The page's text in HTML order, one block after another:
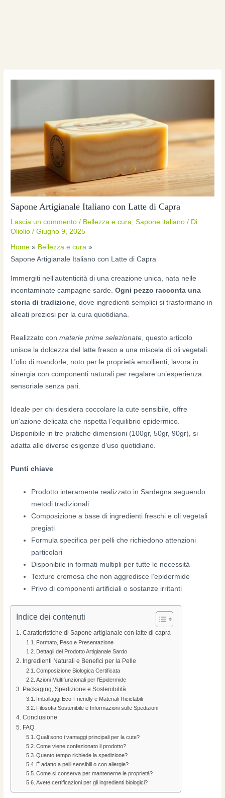
Sapone Artigianale Italiano con Latte di Capra
Lascia un commento / Bellezza e cura,Sapone italiano / Di
Oliolio/Giugno 9, 2025
Home
Bellezza e cura
Sapone Artigianale Italiano con Latte di Capra
Immergiti nell’autenticità di una creazione unica, nata nelle
incontaminate campagne sarde.Ogni pezzo racconta una
storia di tradizione, dove ingredienti semplici si trasformano in
alleati preziosi per la cura quotidiana.
Realizzato conmaterie prime selezionate , questo articolo
unisce la dolcezza del latte fresco a una miscela di oli vegetali.
L’olio di mandorle, noto per le proprietà emollienti, lavora in
sinergia con componenti naturali per regalare un’esperienza
sensoriale senza pari.
Ideale per chi desidera coccolare la cute sensibile, offre
un’azione delicata che rispetta l’equilibrio epidermico.
Disponibile in tre pratiche dimensioni (100gr, 50gr, 90gr), si
adatta alle diverse esigenze d’uso quotidiano.
Punti chiave
Prodotto interamente realizzato in Sardegna seguendo
metodi tradizionali
Composizione a base di ingredienti freschi e oli vegetali
pregiati
Formula specifica per pelli che richiedono attenzioni
particolari
Disponibile in formati multipli per tutte le necessità
Texture cremosa che non aggredisce l’epidermide
Privo di componenti artificiali o sostanze irritanti
Indice dei contenuti
Caratteristiche di Sapone artigianale con latte di capra
Formato, Peso e Presentazione
Dettagli del Prodotto Artigianale Sardo
Ingredienti Naturali e Benefici per la Pelle
Composizione Biologica Certificata
Azioni Multifunzionali per l’Epidermide
Packaging, Spedizione e Sostenibilità
Imballaggi Eco-Friendly e Materiali Riciclabili
Filosofia Sostenibile e Informazioni sulle Spedizioni
Conclusione
FAQ
Quali sono i vantaggi principali per la cute?
Come viene confezionato il prodotto?
Quanto tempo richiede la spedizione?
È adatto a pelli sensibili o con allergie?
Come si conserva per mantenerne le proprietà?
Avete certificazioni per gli ingredienti biologici?